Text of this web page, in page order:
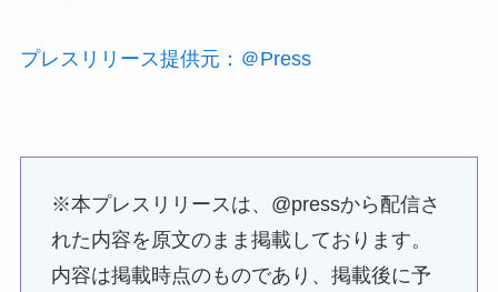
プレスリリース提供元：＠Press
※本プレスリリースは、@pressから配信さ
れた内容を原文のまま掲載しております。
内容は掲載時点のものであり、掲載後に予